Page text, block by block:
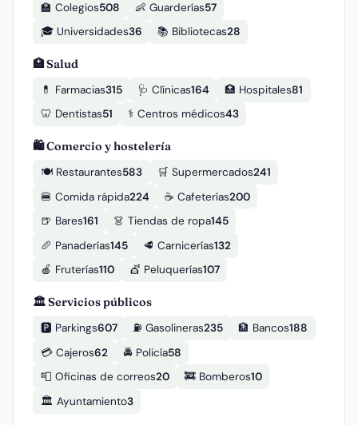
🏫 Colegios508 👶 Guarderías57
🎓 Universidades36 📚 Bibliotecas28
🏥 Salud
💊 Farmacias315 🩺 Clínicas164 🏥 Hospitales81
🦷 Dentistas51 ⚕️ Centros médicos43
🛍️ Comercio y hostelería
🍽️ Restaurantes583 🛒 Supermercados241
🍔 Comida rápida224 ☕ Cafeterías200
🍺 Bares161 👗 Tiendas de ropa145
🥖 Panaderías145 🥩 Carnicerías132
🍎 Fruterías110 💇 Peluquerías107
🏛️ Servicios públicos
🅿️ Parkings607 ⛽ Gasolineras235 🏦 Bancos188
💳 Cajeros62 🚔 Policía58
📮 Oficinas de correos20 🚒 Bomberos10
🏛️ Ayuntamiento3